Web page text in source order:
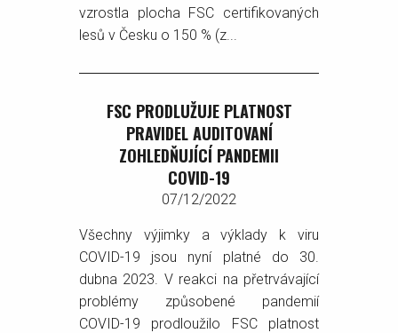
vzrostla plocha FSC certifikovaných
lesů v Česku o 150 % (z...
FSC PRODLUŽUJE PLATNOST
PRAVIDEL AUDITOVANÍ
ZOHLEDŇUJÍCÍ PANDEMII
COVID-19
07/12/2022
Všechny výjimky a výklady k viru
COVID-19 jsou nyní platné do 30.
dubna 2023. V reakci na přetrvávající
problémy způsobené pandemií
COVID-19 prodloužilo FSC platnost